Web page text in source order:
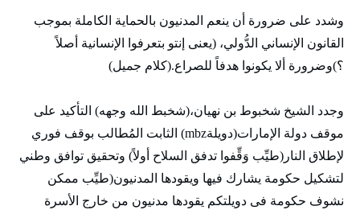
وشدد على ضرورة أن ينعم المدنيون بالحماية الكاملة بموجب
القانون الإنساني الدُّولي، (يعنی إنتو بتعرفوا الإنسانية أصلاً
؟)وضرورة ألا يكونوا هدفاً للصراع.(كلام جميل)
وجدد الشيخ شخبوط بن نهيان،(شخبط الله وجهه) التأكيد على
موقف دولة الإمارات(دويلةmbz) الثابت المُطالب بوقف فوري
لإطلاق النار(طيِّب وَقِّفوا تدفق السلاح أولاً) وتحقيق توافق وطني
لتشكيل حكومة يشارك فيها ويقودها المدنيون(طيِّب ممكن
نشوف حكومة فی دويلتكم يقودها مدنيون من خارج الأسرة